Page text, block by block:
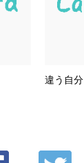
違う自分